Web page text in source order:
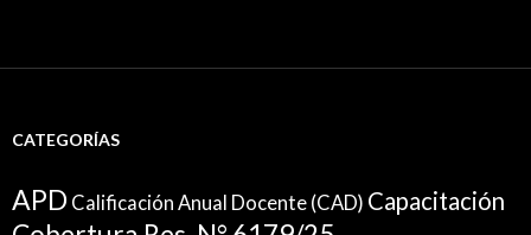
CATEGORÍAS
APD Calificación Anual Docente (CAD) Capacitación